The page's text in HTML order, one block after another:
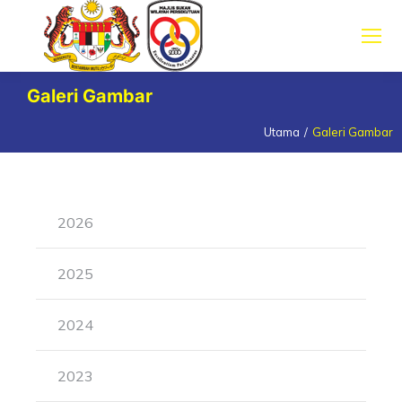
Galeri Gambar
Utama Galeri Gambar
2026
2025
2024
2023